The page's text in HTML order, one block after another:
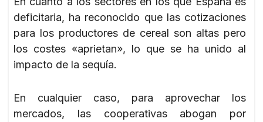
deficitaria, ha reconocido que las cotizaciones
para los productores de cereal son altas pero
los costes «aprietan», lo que se ha unido al
impacto de la sequía.
En cualquier caso, para aprovechar los
mercados, las cooperativas abogan por